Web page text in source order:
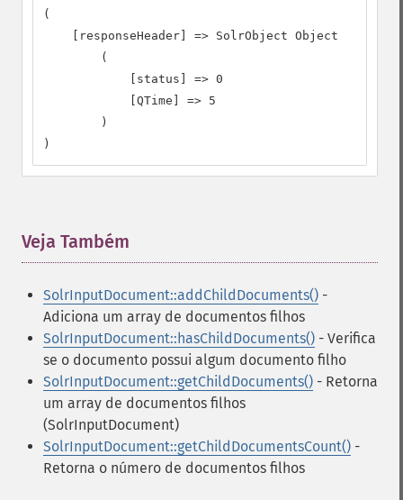
(
    [responseHeader] => SolrObject Object
        (
            [status] => 0
            [QTime] => 5
        )
)
Veja Também
SolrInputDocument::addChildDocuments() -
Adiciona um array de documentos filhos
SolrInputDocument::hasChildDocuments() - Verifica
se o documento possui algum documento filho
SolrInputDocument::getChildDocuments() - Retorna
um array de documentos filhos
(SolrInputDocument)
SolrInputDocument::getChildDocumentsCount() -
Retorna o número de documentos filhos